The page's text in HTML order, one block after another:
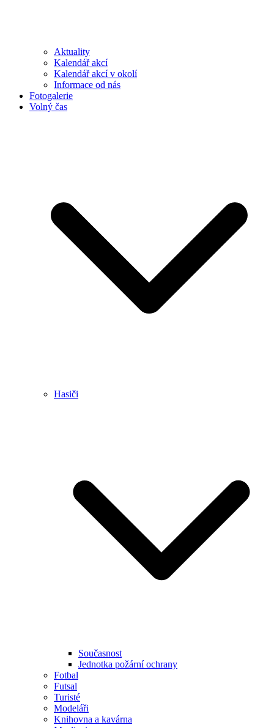
Aktuality
Kalendář akcí
Kalendář akcí v okolí
Informace od nás
Fotogalerie
Volný čas
Hasiči
Současnost
Jednotka požární ochrany
Fotbal
Futsal
Turisté
Modeláři
Knihovna a kavárna